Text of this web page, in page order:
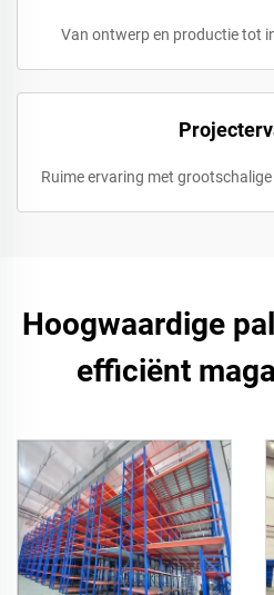
Van ontwerp en productie tot
Ruime ervaring met
Hoogwaardige
efficiënt